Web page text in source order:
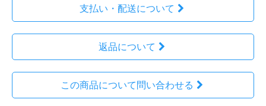
支払い・配送について
返品について
この商品について問い合わせる